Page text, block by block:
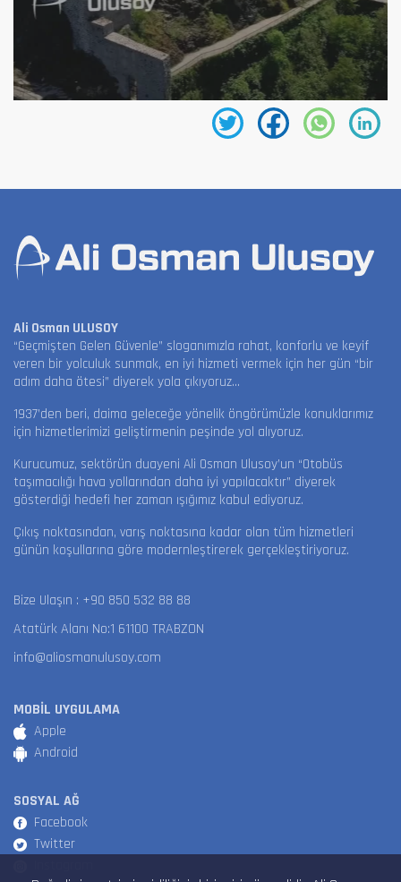
Ali Osman ULUSOY
“Geçmişten Gelen Güvenle” sloganımızla rahat, konforlu ve keyif
veren bir yolculuk sunmak, en iyi hizmeti vermek için her gün “bir
adım daha ötesi” diyerek yola çıkıyoruz…
1937’den beri, daima geleceğe yönelik öngörümüzle konuklarımız
için hizmetlerimizi geliştirmenin peşinde yol alıyoruz.
Kurucumuz, sektörün duayeni Ali Osman Ulusoy’un “Otobüs
taşımacılığı hava yollarından daha iyi yapılacaktır” diyerek
gösterdiği hedefi her zaman ışığımız kabul ediyoruz.
Çıkış noktasından, varış noktasına kadar olan tüm hizmetleri
günün koşullarına göre modernleştirerek gerçekleştiriyoruz.
Bize Ulaşın : +90 850 532 88 88
Atatürk Alanı No:1 61100 TRABZON
info@aliosmanulusoy.com
MOBİL UYGULAMA
Apple
Android
SOSYAL AĞ
Facebook
Twitter